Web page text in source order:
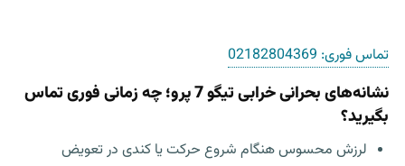
تماس فوری: 02182804369
نشانه‌های بحرانی خرابی تیگو 7 پرو؛ چه زمانی فوری تماس
بگیرید؟
لرزش محسوس هنگام شروع حرکت یا کندی در تعویض